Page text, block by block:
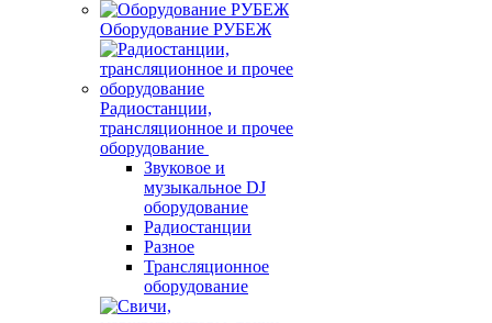
Оборудование РУБЕЖ
Радиостанции,
трансляционное и прочее
оборудование
Звуковое и
музыкальное DJ
оборудование
Радиостанции
Разное
Трансляционное
оборудование